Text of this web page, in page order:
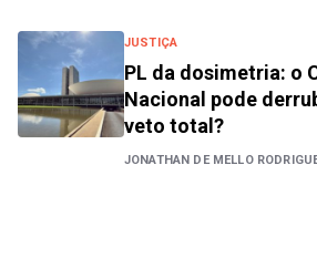
JUSTIÇA
PL da dosimetria: o
Nacional pode
veto total?
JONATHAN DE MELLO